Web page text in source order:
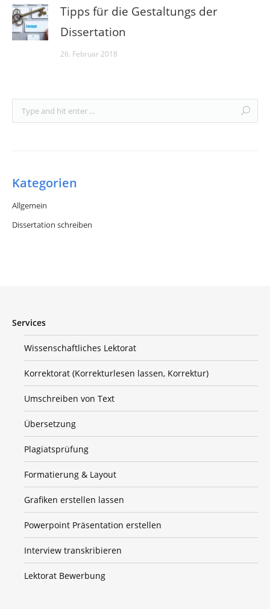
Tipps für die Gestaltungs der
Dissertation
26. Februar 2018
Kategorien
Allgemein
Dissertation schreiben
Services
Wissenschaftliches Lektorat
Korrektorat (Korrekturlesen lassen, Korrektur)
Umschreiben von Text
Übersetzung
Plagiatsprüfung
Formatierung & Layout
Grafiken erstellen lassen
Powerpoint Präsentation erstellen
Interview transkribieren
Lektorat Bewerbung